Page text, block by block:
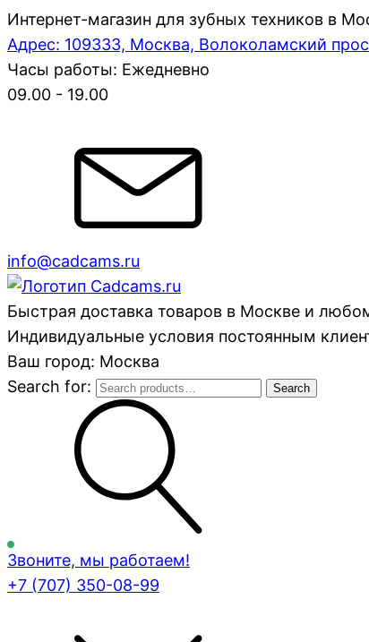
Интернет-магазин для зубных техников в
Адрес: 109333, Москва, Волоколамский
Часы работы: Ежедневно
09.00 - 19.00
info@cadcams.ru
Быстрая доставка товаров в Москве и
Индивидуальные условия постоянным
Ваш город: Москва
Search for:
Search
Звоните, мы работаем!
+7 (707) 350-08-99